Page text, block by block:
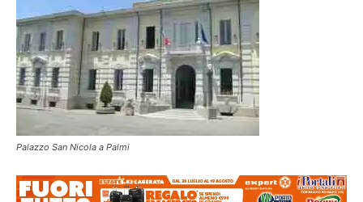
Palazzo San Nicola a Palmi